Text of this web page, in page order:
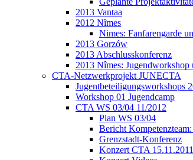
2013 Vantaa
2012 Nîmes
Nimes: Fanfarengarde
2013 Gorzów
2013 Abschlusskonferenz
2013 Nîmes:
CTA-Netzwerkprojekt JUNECTA
Jugentbeteiligungsworkshops
Workshop 01 Jugendcamp
CTA WS 03/04 11/2012
Plan WS 03/04
Bericht
Grenzstadt-Konferenz
Konzert CTA 15.11.2011